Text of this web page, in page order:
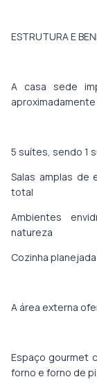
ESTRUTURA E
A casa sede
5 suítes, sendo 1
Salas amplas de
total
Ambientes
natureza
Cozinha
A área externa
Espaço gourmet
forno e forno de